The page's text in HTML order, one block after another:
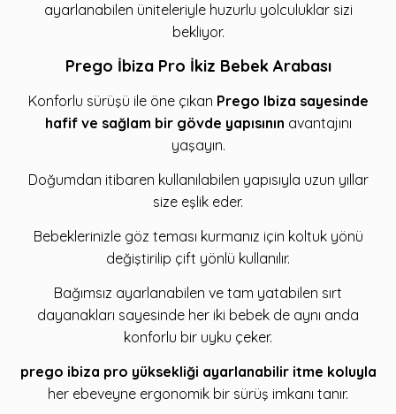
ayarlanabilen üniteleriyle huzurlu yolculuklar sizi
bekliyor.
Prego İbiza Pro İkiz Bebek Arabası
Konforlu sürüşü ile öne çıkan Prego Ibiza sayesinde
hafif ve sağlam bir gövde yapısının avantajını
yaşayın.
Doğumdan itibaren kullanılabilen yapısıyla uzun yıllar
size eşlik eder.
Bebeklerinizle göz teması kurmanız için koltuk yönü
değiştirilip çift yönlü kullanılır.
Bağımsız ayarlanabilen ve tam yatabilen sırt
dayanakları sayesinde her iki bebek de aynı anda
konforlu bir uyku çeker.
prego ibiza pro yüksekliği ayarlanabilir itme koluyla
her ebeveyne ergonomik bir sürüş imkanı tanır.